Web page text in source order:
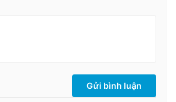
Gửi bình luận